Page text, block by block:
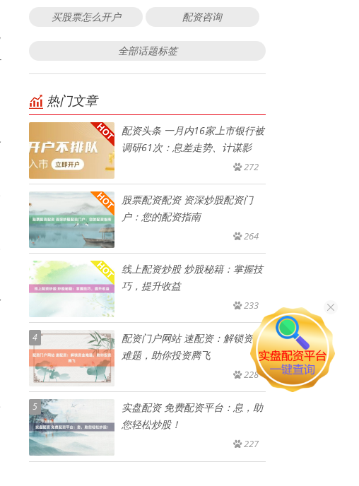
买股票怎么开户 配资咨询
全部话题标签
热门文章
配资头条 一月内16家上市银行被
调研61次：息差走势、计谋影
272
股票配资配资 资深炒股配资门
户：您的配资指南
264
线上配资炒股 炒股秘籍：掌握技
巧，提升收益
233
4
配资门户网站 速配资：解锁资金
难题，助你投资腾飞
228
5
实盘配资 免费配资平台：息，助
您轻松炒股！
227